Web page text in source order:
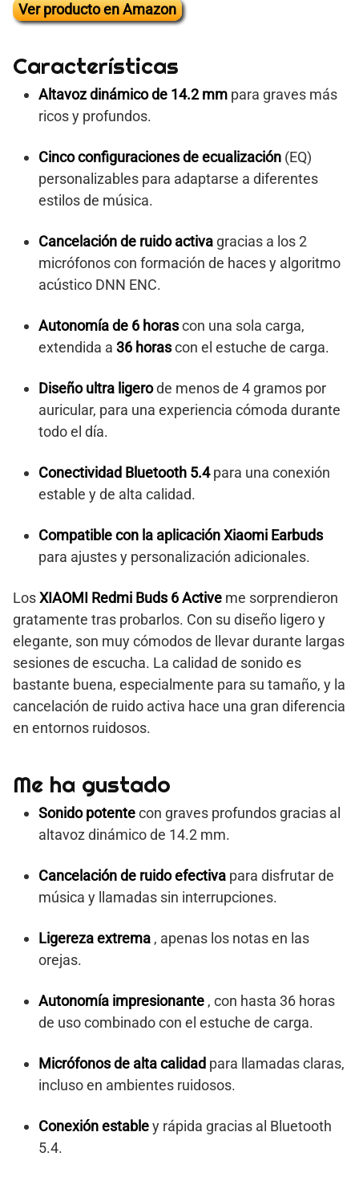
Ver producto en Amazon
Características
Altavoz dinámico de 14.2 mm para graves más
ricos y profundos.
Cinco configuraciones de ecualización (EQ)
personalizables para adaptarse a diferentes
estilos de música.
Cancelación de ruido activa gracias a los 2
micrófonos con formación de haces y algoritmo
acústico DNN ENC.
Autonomía de 6 horascon una sola carga,
extendida a 36 horascon el estuche de carga.
Diseño ultra ligerode menos de 4 gramos por
auricular, para una experiencia cómoda durante
todo el día.
Conectividad Bluetooth 5.4para una conexión
estable y de alta calidad.
Compatible con la aplicación Xiaomi Earbuds
para ajustes y personalización adicionales.
LosXIAOMI Redmi Buds 6 Active me sorprendieron
gratamente tras probarlos. Con su diseño ligero y
elegante, son muy cómodos de llevar durante largas
sesiones de escucha. La calidad de sonido es
bastante buena, especialmente para su tamaño, y la
cancelación de ruido activa hace una gran diferencia
en entornos ruidosos.
Me ha gustado
Sonido potentecon graves profundos gracias al
altavoz dinámico de 14.2 mm.
Cancelación de ruido efectiva para disfrutar de
música y llamadas sin interrupciones.
Ligereza extrema , apenas los notas en las
orejas.
Autonomía impresionante , con hasta 36 horas
de uso combinado con el estuche de carga.
Micrófonos de alta calidad para llamadas claras,
incluso en ambientes ruidosos.
Conexión establey rápida gracias al Bluetooth
5.4.